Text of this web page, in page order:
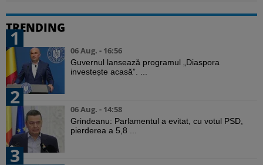
TRENDING
1
06 Aug. - 16:56
Guvernul lansează programul „Diaspora
investește acasă”. ...
2
06 Aug. - 14:58
Grindeanu: Parlamentul a evitat, cu votul PSD,
pierderea a 5,8 ...
3